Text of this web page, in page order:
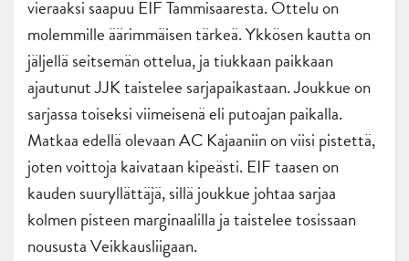
vieraaksi saapuu EIF Tammisaaresta. Ottelu on
molemmille äärimmäisen tärkeä. Ykkösen kautta on
jäljellä seitsemän ottelua, ja tiukkaan paikkaan
ajautunut JJK taistelee sarjapaikastaan. Joukkue on
sarjassa toiseksi viimeisenä eli putoajan paikalla.
Matkaa edellä olevaan AC Kajaaniin on viisi pistettä,
joten voittoja kaivataan kipeästi. EIF taasen on
kauden suuryllättäjä, sillä joukkue johtaa sarjaa
kolmen pisteen marginaalilla ja taistelee tosissaan
noususta Veikkausliigaan.